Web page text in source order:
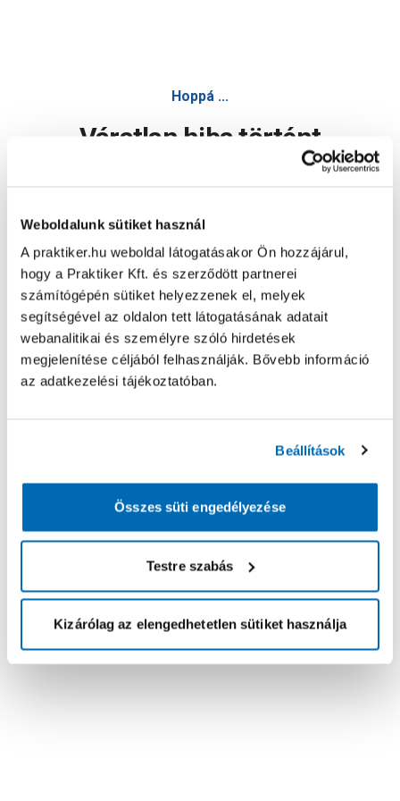
Weboldalunk sütiket használ
A praktiker.hu weboldal látogatásakor Ön hozzájárul,
hogy a Praktiker Kft. és szerződött partnerei
számítógépén sütiket helyezzenek el, melyek
segítségével az oldalon tett látogatásának adatait
webanalitikai és személyre szóló hirdetések
megjelenítése céljából felhasználják. Bővebb információ
az adatkezelési tájékoztatóban.
Beállítások
Összes süti engedélyezése
Testre szabás
Kizárólag az elengedhetetlen sütiket használja
Hoppá ...
Váratlan hiba történt
Oldal újratöltése